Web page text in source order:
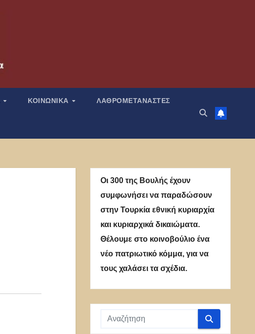
ΚΟΙΝΩΝΙΚΑ ΛΑΘΡΟΜΕΤΑΝΑΣΤΕΣ
Οι 300 της Βουλής έχουν
συμφωνήσει να παραδώσουν
στην Τουρκία εθνική κυριαρχία
και κυριαρχικά δικαιώματα.
Θέλουμε στο κοινοβούλιο ένα
νέο πατριωτικό κόμμα, για να
τους χαλάσει τα σχέδια.